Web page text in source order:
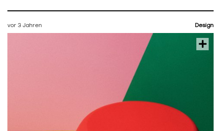
vor 3 Jahren Design